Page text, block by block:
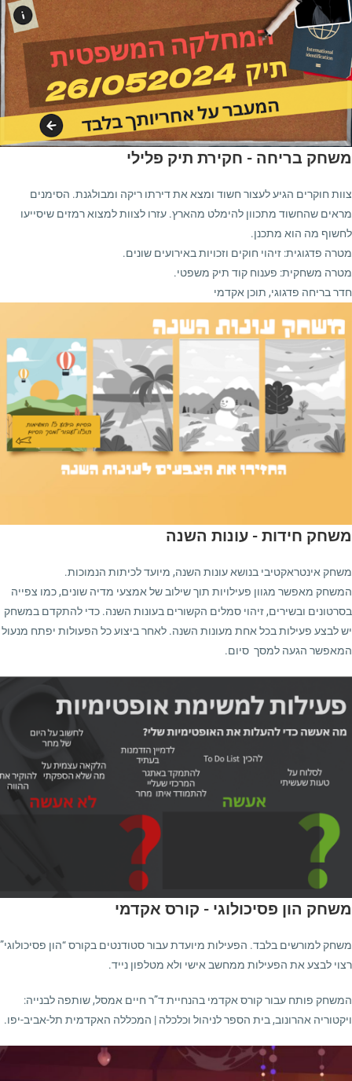
משחק בריחה - חקירת תיק פלילי
צוות חוקרים הגיע לעצור חשוד ומצא את דירתו ריקה ומבולגנת. הסימנים
מראים שהחשוד מתכוון להימלט מהארץ. עזרו לצוות למצוא רמזים שיסייעו
לחשוף מה הוא מתכנן.
מטרה פדגוגית: זיהוי חוקים וזכויות באירועים שונים.
מטרה משחקית: פענוח קוד תיק משפטי.
חדר בריחה פדגוגי, תוכן אקדמי
משחק חידות - עונות השנה
משחק אינטראקטיבי בנושא עונות השנה, מיועד לכיתות הנמוכות.
המשחק מאפשר מגוון פעילויות תוך שילוב של אמצעי מדיה שונים, כמו צפייה
בסרטונים ובשירים, זיהוי סמלים הקשורים בעונות השנה. כדי להתקדם במשחק
יש לבצע פעילות בכל אחת מעונות השנה. לאחר ביצוע כל הפעולות יפתח מנעול
המאפשר הגעה למסך סיום.
משחק הון פסיכולוגי - קורס אקדמי
משחק למורשים בלבד. הפעילות מיועדת עבור סטודנטים בקורס “הון פסיכולוגי”
רצוי לבצע את הפעילות ממחשב אישי ולא מטלפון נייד.
המשחק פותח עבור קורס אקדמי בהנחיית ד”ר חיים אמסל, שותפה לבנייה:
ויקטוריה אהרונוב, בית הספר לניהול וכלכלה | המכללה האקדמית תל-אביב-יפו.